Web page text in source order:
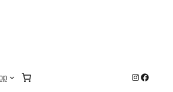
Instagram
Facebook